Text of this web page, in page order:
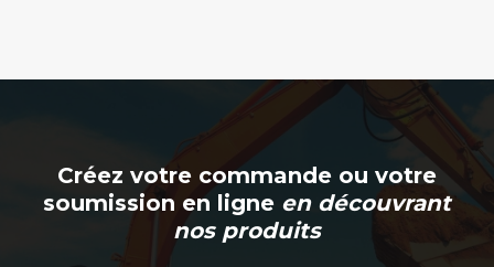
Créez votre commande ou votre
soumission en ligne en découvrant
nos produits